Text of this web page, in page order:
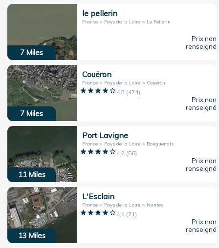
7 Miles
le pellerin
France > Pays de la Loire > Le Pellerin
Prix non
renseigné
7 Miles
Couëron
France > Pays de la Loire > Couëron
4.3 (474)
Prix non
renseigné
11 Miles
Port Lavigne
France > Pays de la Loire > Bouguenais
4.2(56)
Prix non
renseigné
13 Miles
L'Esclain
France > Pays de la Loire > Nantes
4.4(21)
Prix non
renseigné